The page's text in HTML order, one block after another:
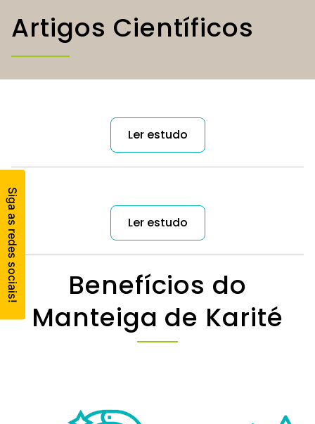
Artigos Científicos
Ler estudo
Ler estudo
Benefícios do
Manteiga de Karité